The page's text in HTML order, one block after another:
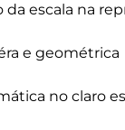
da escala na
e geométrica
no claro